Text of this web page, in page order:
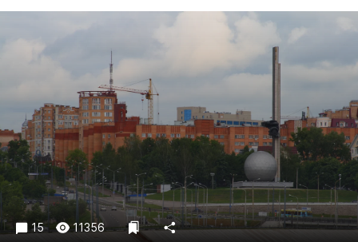
Недвижимость и ЖКХ
Образование
Общество
Погода
Праздники
Происшествия
Спорт
Экономика и бизнес
15 11356